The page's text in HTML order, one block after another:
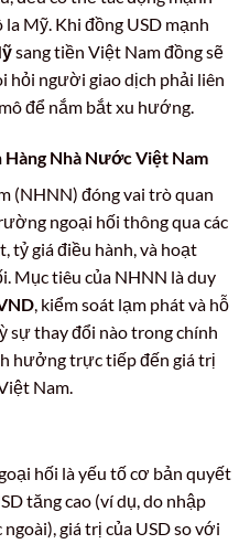
Mỹ. Khi đồng USD mạnh
sang tiền Việt Nam đồng sẽ
hỏi người giao dịch phải liên
để nắm bắt xu hướng.
Hàng Nhà Nước Việt Nam
(NHNN) đóng vai trò quan
ngoại hối thông qua các
tỷ giá điều hành, và hoạt
Mục tiêu của NHNN là duy
, kiểm soát lạm phát và hỗ
thay đổi nào trong chính
hưởng trực tiếp đến giá trị
Nam.
hối là yếu tố cơ bản quyết
tăng cao (ví dụ, do nhập
giá trị của USD so với